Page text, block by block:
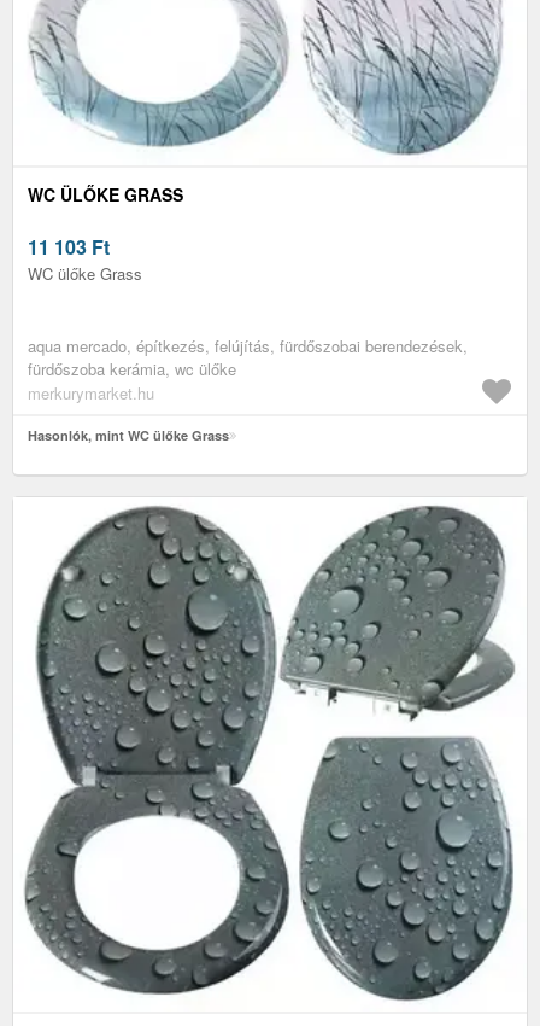
WC ÜLŐKE GRASS
11 103 Ft
WC ülőke Grass
aqua mercado, építkezés, felújítás, fürdőszobai berendezések,
fürdőszoba kerámia, wc ülőke
merkurymarket.hu
Hasonlók, mint WC ülőke Grass